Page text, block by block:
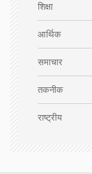
शिक्षा
आर्थिक
समाचार
तकनीक
राष्ट्रीय